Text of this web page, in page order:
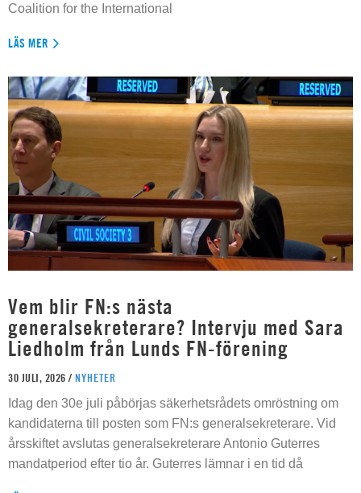
Coalition for the International
LÄS MER
Vem blir FN:s nästa
generalsekreterare? Intervju med Sara
Liedholm från Lunds FN-förening
30 JULI, 2026 / NYHETER
Idag den 30e juli påbörjas säkerhetsrådets omröstning om
kandidaterna till posten som FN:s generalsekreterare. Vid
årsskiftet avslutas generalsekreterare Antonio Guterres
mandatperiod efter tio år. Guterres lämnar i en tid då